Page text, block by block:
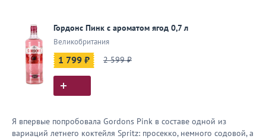
Гордонс Пинк с ароматом ягод 0,7 л
Великобритания
1 799 ₽ 2 599 ₽
Я впервые попробовала Gordons Pink в составе одной из
вариаций летнего коктейля Spritz: просекко, немного содовой, а